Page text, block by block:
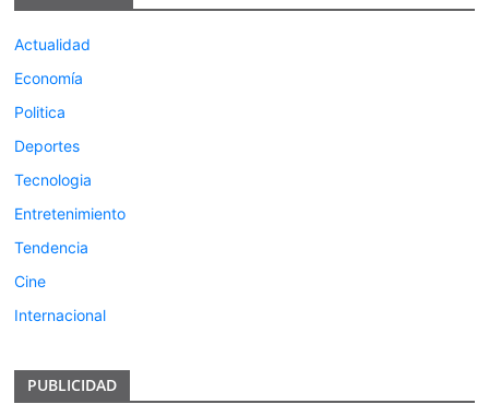
Actualidad
Economía
Politica
Deportes
Tecnologia
Entretenimiento
Tendencia
Cine
Internacional
PUBLICIDAD